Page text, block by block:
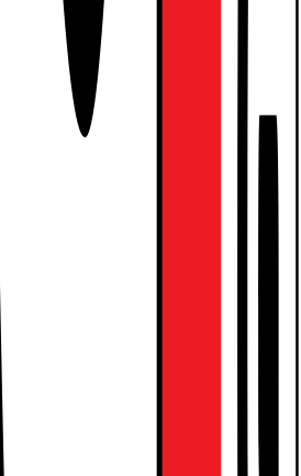
delbetalning.
Blå